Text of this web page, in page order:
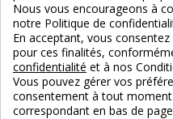
3X SANS FRAIS
100% sécurisé
Nous vous encourageons à
notre Politique de
En acceptant, vous
pour ces finalités,
confidentialité et à nos
Vous pouvez gérer vos
consentement à tout
correspondant en bas de